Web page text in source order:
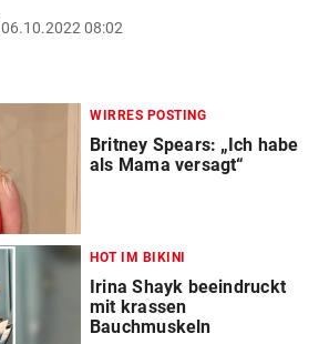
06.10.2022 08:02
WIRRES POSTING
Britney Spears: „Ich habe
als Mama versagt“
HOT IM BIKINI
Irina Shayk beeindruckt
mit krassen
Bauchmuskeln